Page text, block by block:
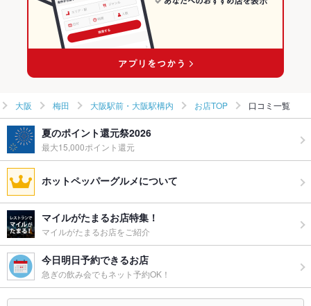
大阪駅前・大阪駅構内のグルメランキング
大阪駅前・大阪駅構内の居酒屋ランキング
大阪駅前・大阪駅構内の海鮮ランキング
大阪 梅田 大阪駅前・大阪駅構内 お店TOP 口コミ一覧
夏のポイント還元祭2026
最大15,000ポイント還元
ホットペッパーグルメについて
マイルがたまるお店特集！
マイルがたまるお店をご紹介
今日明日予約できるお店
急ぎの飲み会でもネット予約OK！